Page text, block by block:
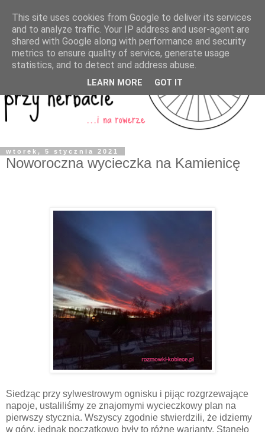
wtorek, 5 stycznia 2021
Noworoczna wycieczka na Kamienicę
Siedząc przy sylwestrowym ognisku i pijąc rozgrzewające
napoje, ustaliliśmy ze znajomymi wycieczkowy plan na
pierwszy stycznia. Wszyscy zgodnie stwierdzili, że idziemy
w góry, jednak początkowo były to różne warianty. Stanęło
This site uses cookies from Google to deliver its services
and to analyze traffic. Your IP address and user-agent are
shared with Google along with performance and security
metrics to ensure quality of service, generate usage
statistics, and to detect and address abuse.
LEARN MORE GOT IT